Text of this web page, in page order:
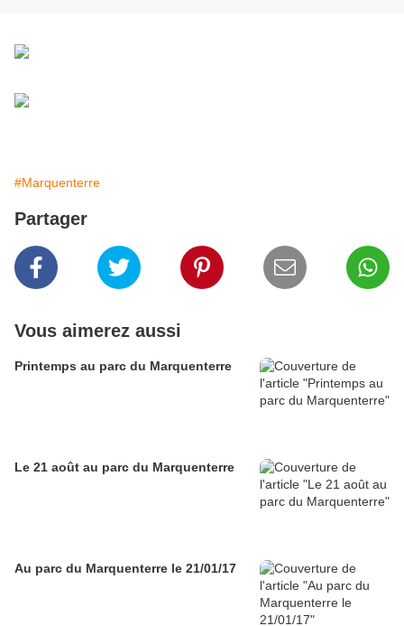
#Marquenterre
Partager
Vous aimerez aussi
Printemps au parc du Marquenterre
Le 21 août au parc du Marquenterre
Au parc du Marquenterre le 21/01/17